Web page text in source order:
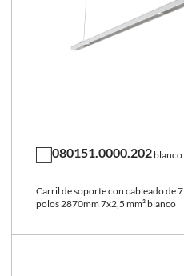
080151.0000.202 blanco
Carril de soporte con cableado de 7
polos 2870mm 7x2,5 mm² blanco